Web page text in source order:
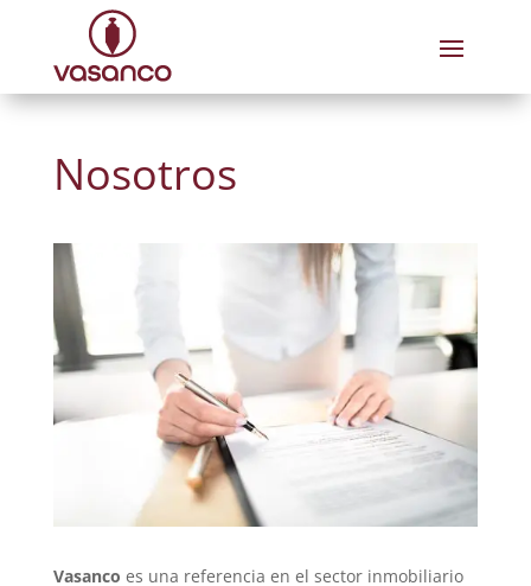
Nosotros
Vasanco es una referencia en el sector inmobiliario